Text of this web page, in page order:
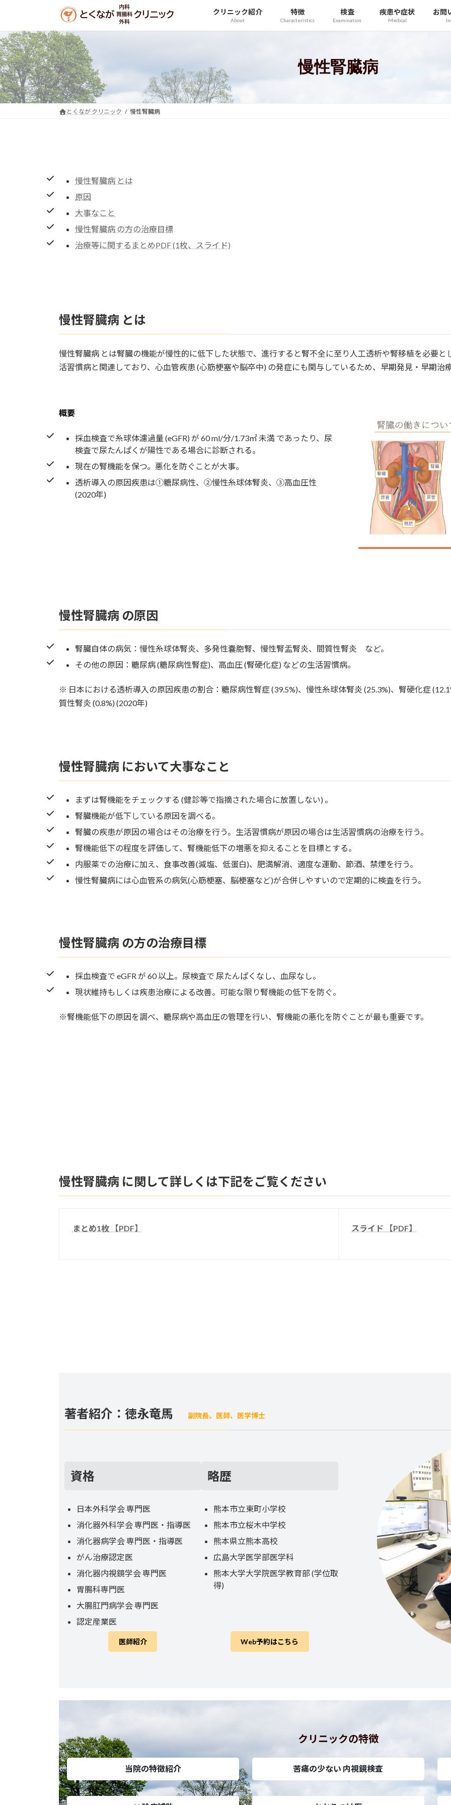
ン
ツ
へ
ス
キ
ッ
ー
シ
ョ
ン
に
移
クリニック紹介
About
特徴
Characteristics
検査
Examination
疾患や症状
Medical
お問
慢性腎臓病
とくなが クリニック 慢性腎臓病
慢性腎臓病 とは
原因
大事なこと
慢性腎臓病 の方の治療目標
治療等に関するまとめPDF (1枚、スライド)
慢性腎臓病 とは
慢性腎臓病 とは腎臓の機能が慢性的に低下した状態で、進行すると腎不全に至り人工透析や腎移植を必要と
活習慣病と関連しており、心血管疾患 (心筋梗塞や脳卒中) の発症にも関与しているため、早期発見・早期
概要
採血検査で糸球体濾過量 (eGFR) が 60 ml/分/1.73㎡ 未満 であったり、尿
検査で尿たんぱくが陽性である場合に診断される。
現在の腎機能を保つ。悪化を防ぐことが大事。
透析導入の原因疾患は①糖尿病性、②慢性糸球体腎炎、③高血圧性
(2020年)
慢性腎臓病 の原因
腎臓自体の病気：慢性糸球体腎炎、多発性嚢胞腎、慢性腎盂腎炎、間質性腎炎 など。
その他の原因：糖尿病 (糖尿病性腎症)、高血圧 (腎硬化症) などの生活習慣病。
※ 日本における透析導入の原因疾患の割合：糖尿病性腎症 (39.5%)、慢性糸球体腎炎 (25.3%)、腎硬化症
質性腎炎 (0.8%) (2020年)
慢性腎臓病 において大事なこと
まずは腎機能をチェックする (健診等で指摘された場合に放置しない) 。
腎臓機能が低下している原因を調べる。
腎臓の疾患が原因の場合はその治療を行う。生活習慣病が原因の場合は生活習慣病の治療を行う。
腎機能低下の程度を評価して、腎機能低下の増悪を抑えることを目標とする。
内服薬での治療に加え、食事改善(減塩、低蛋白)、肥満解消、適度な運動、節酒、禁煙を行う。
慢性腎臓病には心血管系の病気(心筋梗塞、脳梗塞など)が合併しやすいので定期的に検査を行う。
慢性腎臓病 の方の治療目標
採血検査で eGFR が 60 以上。尿検査で 尿たんぱくなし、血尿なし。
現状維持もしくは疾患治療による改善。可能な限り腎機能の低下を防ぐ。
※腎機能低下の原因を調べ、糖尿病や高血圧の管理を行い、腎機能の悪化を防ぐことが最も重要です。
慢性腎臓病 に関して詳しくは下記をご覧ください
まとめ1枚 【PDF】 スライド 【PDF】
著者紹介：徳永竜馬 副院長、医師、医学博士
資格
日本外科学会 専門医
消化器外科学会 専門医・指導医
消化器病学会 専門医・指導医
がん治療認定医
消化器内視鏡学会 専門医
胃腸科専門医
大腸肛門病学会 専門医
認定産業医
略歴
熊本市立東町小学校
熊本市立桜木中学校
熊本県立熊本高校
広島大学医学部医学科
熊本大学大学院医学教育部 (学位取
得)
医師紹介 Web予約はこちら
クリニックの特徴
当院の特徴紹介 苦痛の少ない 内視鏡検査